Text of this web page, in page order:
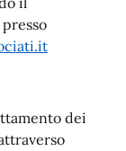
dei